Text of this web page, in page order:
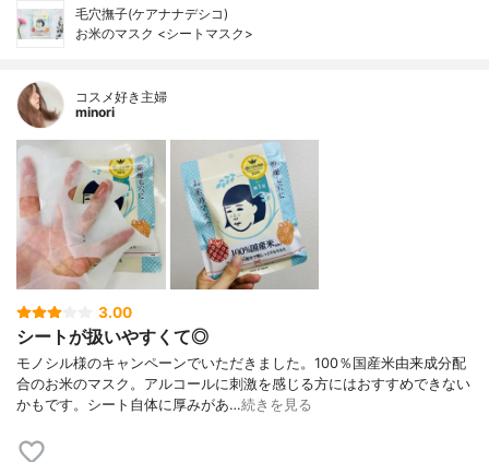
毛穴撫子(ケアナナデシコ)
お米のマスク <シートマスク>
コスメ好き主婦
minori
3.00
シートが扱いやすくて◎
モノシル様のキャンペーンでいただきました。100％国産米由来成分配
合のお米のマスク。アルコールに刺激を感じる方にはおすすめできない
かもです。シート自体に厚みがあ…続きを見る